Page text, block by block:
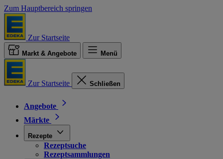
Zum Hauptbereich springen
Zur Startseite
Markt & Angebote Menü
Zur Startseite Schließen
Angebote
Märkte
Rezepte
Rezeptsuche
Rezeptsammlungen